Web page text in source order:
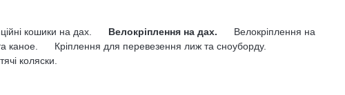
кошики на дах. Велокріплення на дах.
Велокріплення на
каное.
Кріплення для перевезення лиж та сноуборду.
коляски.